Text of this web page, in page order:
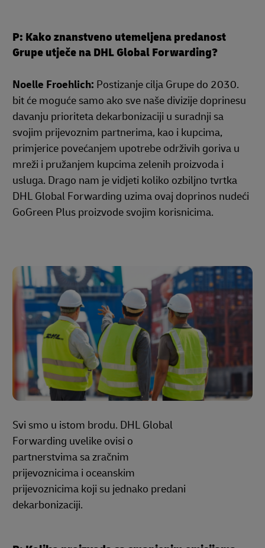
P: Kako znanstveno utemeljena predanost
Grupe utječe na DHL Global Forwarding?
Noelle Froehlich: Postizanje cilja Grupe do 2030.
bit će moguće samo ako sve naše divizije doprinesu
davanju prioriteta dekarbonizaciji u suradnji sa
svojim prijevoznim partnerima, kao i kupcima,
primjerice povećanjem upotrebe održivih goriva u
mreži i pružanjem kupcima zelenih proizvoda i
usluga. Drago nam je vidjeti koliko ozbiljno tvrtka
DHL Global Forwarding uzima ovaj doprinos nudeći
GoGreen Plus proizvode svojim korisnicima.
Svi smo u istom brodu. DHL Global
Forwarding uvelike ovisi o
partnerstvima sa zračnim
prijevoznicima i oceanskim
prijevoznicima koji su jednako predani
dekarbonizaciji.